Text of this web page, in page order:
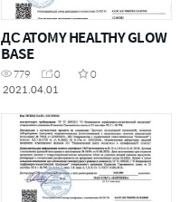
ДС ATOMY HEALTHY GLOW
BASE
779 0
0
2021.04.01